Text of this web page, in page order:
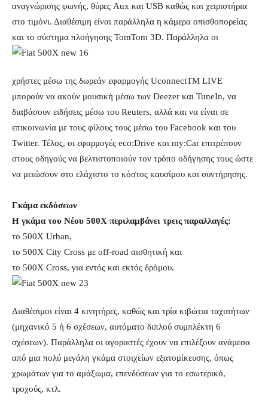
αναγνώρισης φωνής, θύρες Aux και USB καθώς και χειριστήρια
στο τιμόνι. Διαθέσιμη είναι παράλληλα η κάμερα οπισθοπορείας
και το σύστημα πλοήγησης TomTom 3D. Παράλληλα οι
χρήστες μέσω της δωρεάν εφαρμογής UconnectTM LIVE
μπορούν να ακούν μουσική μέσω των Deezer και TuneIn, να
διαβάσουν ειδήσεις μέσω του Reuters, αλλά και να είναι σε
επικοινωνία με τους φίλους τους μέσω του Facebook και του
Twitter. Τέλος, οι εφαρμογές eco:Drive και my:Car επιτρέπουν
στους οδηγούς να βελτιστοποιούν τον τρόπο οδήγησης τους ώστε
να μειώσουν στο ελάχιστο το κόστος καυσίμου και συντήρησης.
Γκάμα εκδόσεων
Η γκάμα του Νέου 500Χ περιλαμβάνει τρεις παραλλαγές:
το 500X Urban,
το 500X City Cross με off-road αισθητική και
το 500X Cross, για εντός και εκτός δρόμου.
Διαθέσιμοι είναι 4 κινητήρες, καθώς και τρία κιβώτια ταχυτήτων
(μηχανικό 5 ή 6 σχέσεων, αυτόματο διπλού συμπλέκτη 6
σχέσεων). Παράλληλα οι αγοραστές έχουν να επιλέξουν ανάμεσα
από μια πολύ μεγάλη γκάμα στοιχείων εξατομίκευσης, όπως
χρωμάτων για το αμάξωμα, επενδύσεων για το εσωτερικό,
τροχούς, κτλ.